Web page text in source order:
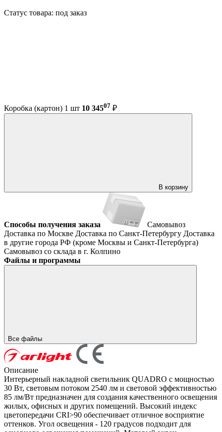
Статус товара: под заказ
Коробка (картон) 1 шт 10 34507 ₽
В корзину
Способы получения заказа
Самовывоз
Доставка по Москве Доставка по Санкт-Петербургу Доставка
в другие города РФ (кроме Москвы и Санкт-Петербурга)
Самовывоз со склада в г. Колпино
Файлы и программы
Все файлы
Описание
Интерьерный накладной светильник QUADRO с мощностью
30 Вт, световым потоком 2540 лм и световой эффективностью
85 лм/Вт предназначен для создания качественного освещения
жилых, офисных и других помещений. Высокий индекс
цветопередачи CRI>90 обеспечивает отличное восприятие
оттенков. Угол освещения - 120 градусов подходит для